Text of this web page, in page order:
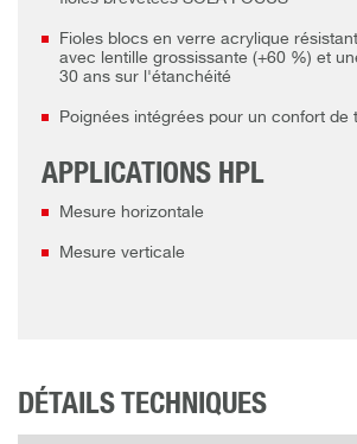
Fioles blocs en verre acrylique
avec lentille grossissante (+60 %) et
30 ans sur l'étanchéité
Poignées intégrées pour un confort de
APPLICATIONS HPL
Mesure horizontale
Mesure verticale
DÉTAILS TECHNIQUES